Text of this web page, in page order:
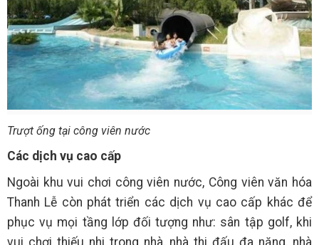
Trượt ống tại công viên nước
Các dịch vụ cao cấp
Ngoài khu vui chơi công viên nước, Công viên văn hóa
Thanh Lễ còn phát triển các dịch vụ cao cấp khác để
phục vụ mọi tầng lớp đối tượng như: sân tập golf, khi
vui chơi thiếu nhi trong nhà, nhà thi đấu đa năng, nhà